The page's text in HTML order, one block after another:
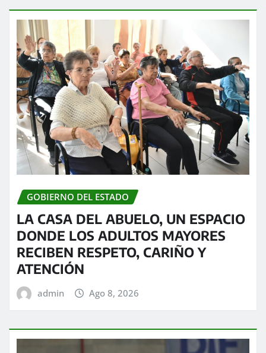
GOBIERNO DEL ESTADO
LA CASA DEL ABUELO, UN ESPACIO
DONDE LOS ADULTOS MAYORES
RECIBEN RESPETO, CARIÑO Y
ATENCIÓN
admin Ago 8, 2026